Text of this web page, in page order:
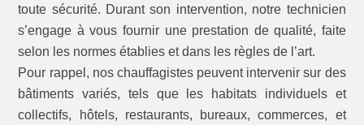
toute sécurité. Durant son intervention, notre technicien
s’engage à vous fournir une prestation de qualité, faite
selon les normes établies et dans les règles de l’art.
Pour rappel, nos chauffagistes peuvent intervenir sur des
bâtiments variés, tels que les habitats individuels et
collectifs, hôtels, restaurants, bureaux, commerces, et